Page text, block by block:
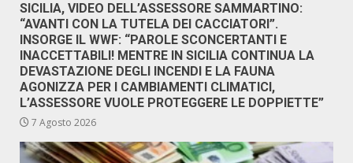
SICILIA, VIDEO DELL’ASSESSORE SAMMARTINO:
“AVANTI CON LA TUTELA DEI CACCIATORI”.
INSORGE IL WWF: “PAROLE SCONCERTANTI E
INACCETTABILI! MENTRE IN SICILIA CONTINUA LA
DEVASTAZIONE DEGLI INCENDI E LA FAUNA
AGONIZZA PER I CAMBIAMENTI CLIMATICI,
L’ASSESSORE VUOLE PROTEGGERE LE DOPPIETTE”
7 Agosto 2026